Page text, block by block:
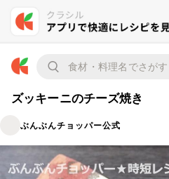
ズッキーニのチーズ焼き
ぶんぶんチョッパー公式